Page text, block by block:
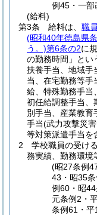
例45・一部
(給料)
第3条
給料は、 職
(昭和40年徳島県
う。)第6条の2に
の勤務時間」とい
扶養手当、地域手
当、在宅勤務等手
給、特殊勤務手当
初任給調整手当、
別手当、産業教育
手当(武力攻撃災
等対策派遣手当を
2
学校職員の受け
務実績、勤務環境
(昭27条例
43・昭35
例60・昭
元条例2・
条例61・